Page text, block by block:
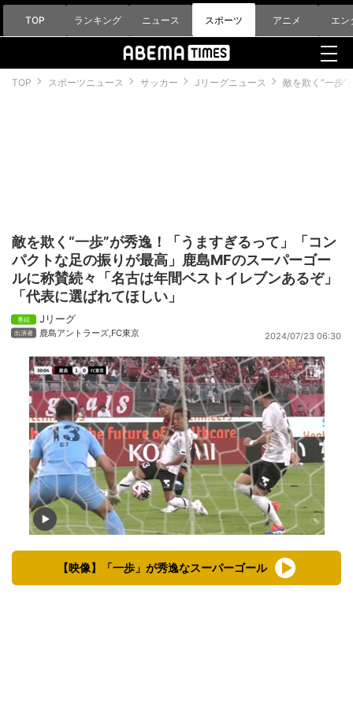
TOP ランキング ニュース スポーツ アニメ エン
TOP スポーツニュース サッカー Jリーグニュース 敵を欺く“一歩
敵を欺く“一歩”が秀逸！「うますぎるって」「コン
パクトな足の振りが最高」鹿島MFのスーパーゴー
ルに称賛続々「名古は年間ベストイレブンあるぞ」
「代表に選ばれてほしい」
Jリーグ
鹿島アントラーズ FC東京 2024/07/23 06:30
【映像】「一歩」が秀逸なスーパーゴール